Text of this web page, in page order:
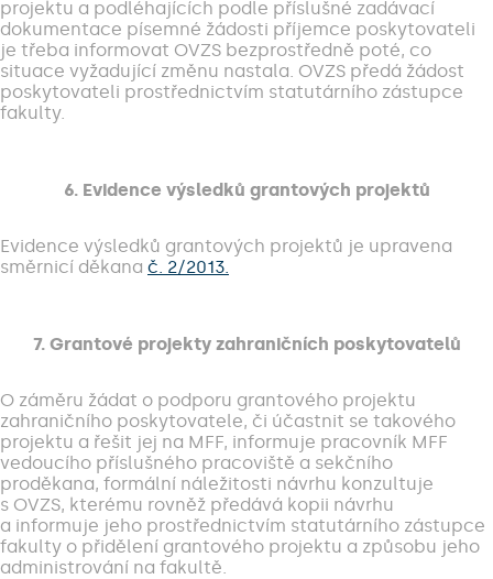
projektu a podléhajících podle příslušné zadávací
dokumentace písemné žádosti příjemce poskytovateli
je třeba informovat OVZS bezprostředně poté, co
situace vyžadující změnu nastala. OVZS předá žádost
poskytovateli prostřednictvím statutárního zástupce
fakulty.
6. Evidence výsledků grantových projektů
Evidence výsledků grantových projektů je upravena
směrnicí děkana č. 2/2013.
7. Grantové projekty zahraničních poskytovatelů
O záměru žádat o podporu grantového projektu
zahraničního poskytovatele, či účastnit se takového
projektu a řešit jej na MFF, informuje pracovník MFF
vedoucího příslušného pracoviště a sekčního
proděkana, formální náležitosti návrhu konzultuje
s OVZS, kterému rovněž předává kopii návrhu
a informuje jeho prostřednictvím statutárního zástupce
fakulty o přidělení grantového projektu a způsobu jeho
administrování na fakultě.